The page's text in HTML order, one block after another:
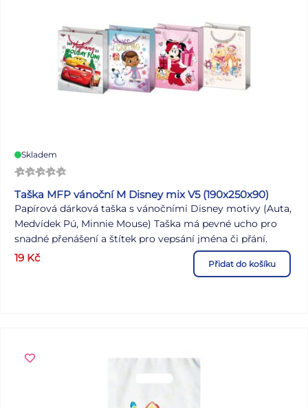
Skladem
Taška MFP vánoční M Disney mix V5 (190x250x90)
Papírová dárková taška s vánočními Disney motivy (Auta,
Medvídek Pú, Minnie Mouse) Taška má pevné ucho pro
snadné přenášení a štítek pro vepsání jména či přání.
Povrchová úprava: Lak Gramáž: 157 g Uvedená cena je za 1
ks. Dodáváme v mixu po 4 ks dle skladové zásoby.
19 Kč Přidat do košíku